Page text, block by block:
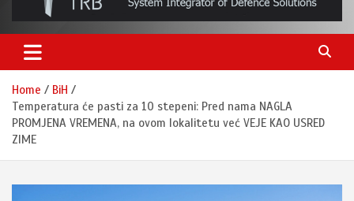
Home
BiH
Temperatura će pasti za 10 stepeni: Pred nama NAGLA
PROMJENA VREMENA, na ovom lokalitetu već VEJE KAO USRED
ZIME